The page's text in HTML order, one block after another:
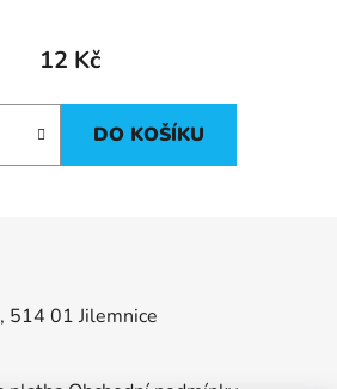
12 Kč
DO KOŠÍKU
514 01 Jilemnice